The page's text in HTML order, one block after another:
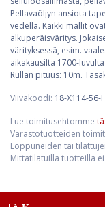
Pellavaöljyn ansiota
vedellä. Kaikki mallit
alkuperäisväritys.
värityksessä, esim.
aikakausilta 1700-
Rullan pituus: 10m.
Viivakoodi: 18-X114-56-
Lue toimitusehtomme
Varastotuotteiden
Loppuneiden tai
Mittatilatuilla tuotteilla